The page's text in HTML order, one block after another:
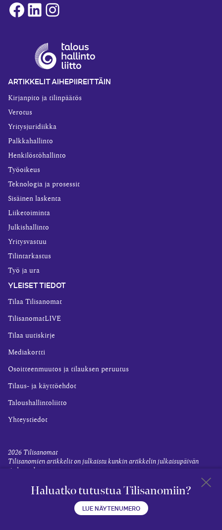
Facebook
LinkedInInstagram
ARTIKKELIT AIHEPIIREITTÄIN
Kirjanpito ja tilinpäätös
Verotus
Yritysjuridiikka
Palkkahallinto
Henkilöstöhallinto
Työoikeus
Teknologia ja prosessit
Sisäinen laskenta
Liiketoiminta
Julkishallinto
Yritysvastuu
Tilintarkastus
Työ ja ura
YLEISET TIEDOT
Tilaa Tilisanomat
TilisanomatLIVE
Tilaa uutiskirje
Mediakortti
Osoitteenmuutos ja tilauksen peruutus
Tilaus- ja käyttöehdot
Taloushallintoliitto
Yhteystiedot
2026 Tilisanomat
Tilisanomien artikkelit on julkaistu kunkin artikkelin julkaisupäivän
tiedon valossa.
EvästevalinnatHaluatko tutustua Tilisanomiin?
LUE NÄYTENUMERO